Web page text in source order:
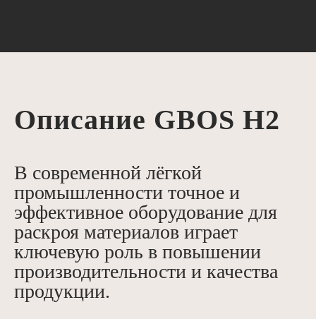
Описание GBOS H2
В современной лёгкой
промышленности точное и
эффективное оборудование для
раскроя материалов играет
ключевую роль в повышении
производительности и качества
продукции.